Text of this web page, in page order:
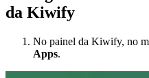
da Kiwify
No painel da Kiwify, no
Apps.